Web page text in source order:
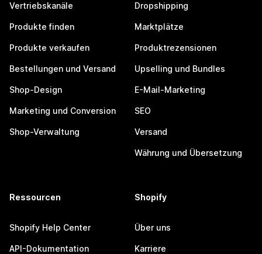
Vertriebskanäle
Produkte finden
Produkte verkaufen
Bestellungen und Versand
Shop-Design
Marketing und Conversion
Shop-Verwaltung
Dropshipping
Marktplätze
Produktrezensionen
Upselling und Bundles
E-Mail-Marketing
SEO
Versand
Währung und Übersetzung
Ressourcen
Shopify Help Center
API-Dokumentation
Shopify
Über uns
Karriere